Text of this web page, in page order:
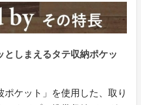
としまえるタテ収納ポケッ
ケット」を使用した、取り